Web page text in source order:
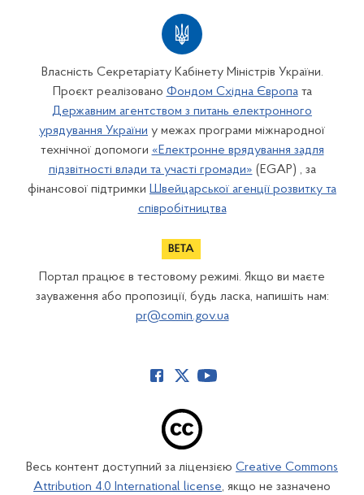
Власність Секретаріату Кабінету Міністрів України.
Проєкт реалізовано Фондом Східна Європата
Державним агентством з питань електронного
урядування України у межах програми міжнародної
технічної допомоги «Електронне врядування задля
підзвітності влади та участі громади» (EGAP) , за
фінансової підтримки Швейцарської агенції розвитку та
співробітництва
Портал працює в тестовому режимі. Якщо ви маєте
зауваження або пропозиції, будь ласка, напишіть нам:
pr@comin.gov.ua
Весь контент доступний за ліцензією Creative Commons
Attribution 4.0 International license, якщо не зазначено